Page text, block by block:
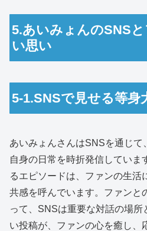
5.あいみょんのSNS
い思い
5-1.SNSで見せる等身
あいみょんさんはSNSを通じて
自身の日常を時折発信していま
るエピソードは、ファンの生活
共感を呼んでいます。ファンと
って、SNSは重要な対話の場所
い投稿が、ファンの心を癒し、